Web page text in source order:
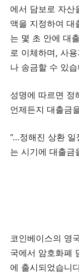
에서 담보로 자산
액을 지정하여 대
는 몇 초 안에 대
로 이체하며, 사
나 송금할 수 있
성명에 따르면 정
언제든지 대출금
“…정해진 상환
는 시기에 대출금
코인베이스의 영
국에서 암호화폐
에 출시되었습니